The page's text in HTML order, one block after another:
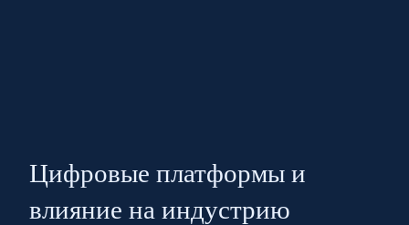
Цифровые платформы и
влияние на индустрию